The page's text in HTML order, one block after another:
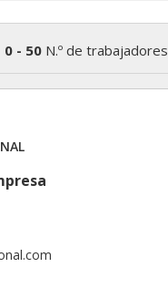
0 - 50 N.º de trabajadores